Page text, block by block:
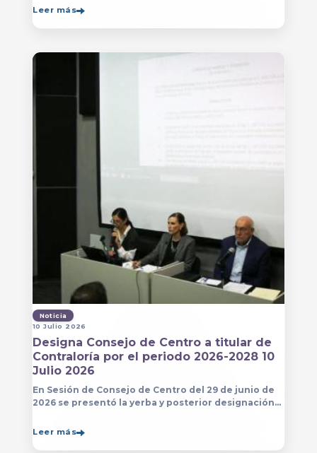
el&nbsp;
Leer más
Noticia
10 Julio 2026
Designa Consejo de Centro a titular de
Contraloría por el periodo 2026-2028 10
Julio 2026
En Sesión de Consejo de Centro del 29 de junio de
2026 se presentó la yerba y posterior designación
del Centro Universitario de Arte, Arquitectura
Leer más